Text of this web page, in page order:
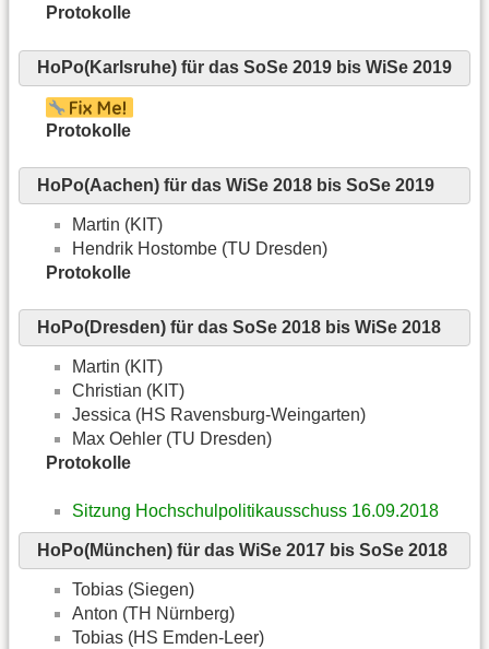
Protokolle
HoPo(Karlsruhe) für das SoSe 2019 bis WiSe 2019
Protokolle
HoPo(Aachen) für das WiSe 2018 bis SoSe 2019
Martin (KIT)
Hendrik Hostombe (TU Dresden)
Protokolle
HoPo(Dresden) für das SoSe 2018 bis WiSe 2018
Martin (KIT)
Christian (KIT)
Jessica (HS Ravensburg-Weingarten)
Max Oehler (TU Dresden)
Protokolle
Sitzung Hochschulpolitikausschuss 16.09.2018
HoPo(München) für das WiSe 2017 bis SoSe 2018
Tobias (Siegen)
Anton (TH Nürnberg)
Tobias (HS Emden-Leer)